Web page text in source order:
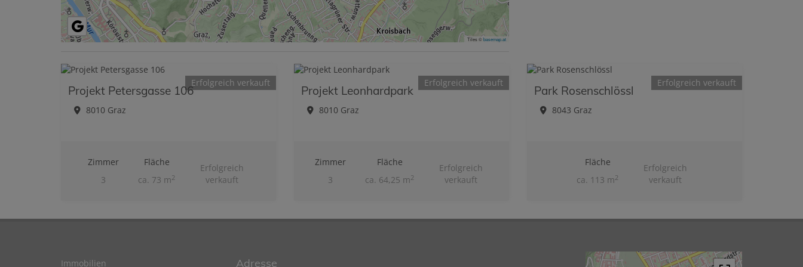
Tiles ©basemap.at
Erfolgreich verkauft
Projekt Petersgasse 106
8010 Graz
Zimmer
3
Fläche
ca. 73 m2
Erfolgreich
verkauft
Erfolgreich verkauft
Projekt Leonhardpark
8010 Graz
Zimmer
3
Fläche
ca. 64,25 m2
Erfolgreich
verkauft
Erfolgreich verkauft
Park Rosenschlössl
8043 Graz
Fläche
ca. 113 m2
Erfolgreich
verkauft
Immobilien Adresse